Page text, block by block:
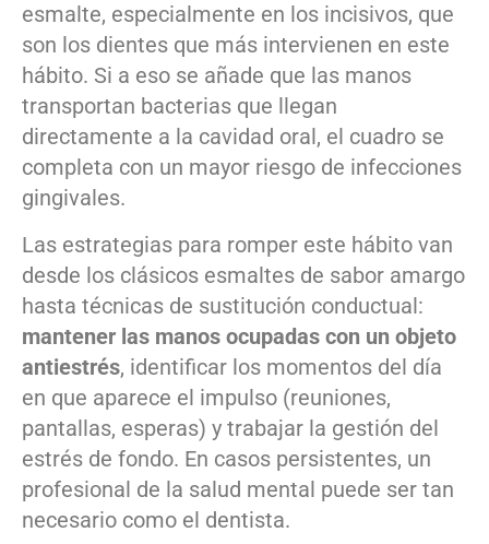
esmalte, especialmente en los incisivos, que
son los dientes que más intervienen en este
hábito. Si a eso se añade que las manos
transportan bacterias que llegan
directamente a la cavidad oral, el cuadro se
completa con un mayor riesgo de infecciones
gingivales.
Las estrategias para romper este hábito van
desde los clásicos esmaltes de sabor amargo
hasta técnicas de sustitución conductual:
mantener las manos ocupadas con un objeto
antiestrés, identificar los momentos del día
en que aparece el impulso (reuniones,
pantallas, esperas) y trabajar la gestión del
estrés de fondo. En casos persistentes, un
profesional de la salud mental puede ser tan
necesario como el dentista.